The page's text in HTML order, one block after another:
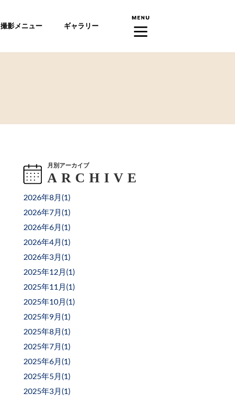
撮影メニュー ギャラリー
月別アーカイブ
2026年8月(1 )
2026年7月(1 )
2026年6月(1 )
2026年4月(1 )
2026年3月(1 )
2025年12月(1 )
2025年11月(1 )
2025年10月(1 )
2025年9月(1 )
2025年8月(1 )
2025年7月(1 )
2025年6月(1 )
2025年5月(1 )
2025年3月(1 )